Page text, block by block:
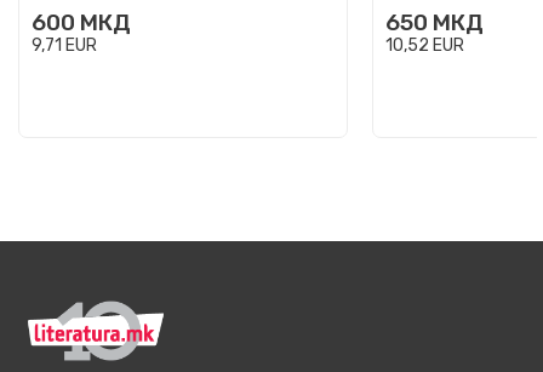
600 МКД
9,71 EUR
650 МКД
10,52 EUR